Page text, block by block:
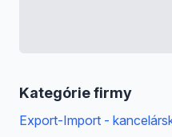
Kategórie firmy
Export-Import -